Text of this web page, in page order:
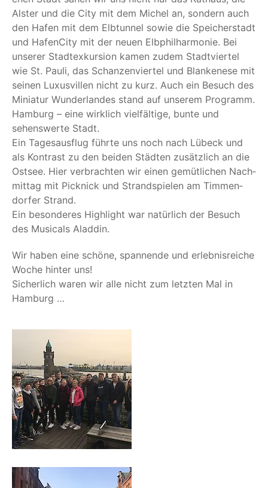
Als­ter und die City mit dem Michel an, son­dern auch
den Hafen mit dem Elb­tun­nel sowie die Spei­cher­stadt
und Hafen­Ci­ty mit der neu­en Elb­phil­har­mo­nie. Bei
unse­rer Stadt­ex­kur­si­on kamen zudem Stadt­vier­tel
wie St. Pau­li, das Schan­zen­vier­tel und Blan­ke­ne­se mit
sei­nen Luxus­vil­len nicht zu kurz. Auch ein Besuch des
Minia­tur Wun­der­lan­des stand auf unse­rem Programm.
Ham­burg – eine wirk­lich viel­fäl­ti­ge, bun­te und
sehens­wer­te Stadt.
Ein Tages­aus­flug führ­te uns noch nach Lübeck und
als Kon­trast zu den bei­den Städ­ten zusätz­lich an die
Ost­see. Hier ver­brach­ten wir einen gemüt­li­chen Nach­
mit­tag mit Pick­nick und Strand­spie­len am Tim­men­
dor­fer Strand.
Ein beson­de­res High­light war natür­lich der Besuch
des Musi­cals Aladdin.
Wir haben eine schö­ne, span­nen­de und erleb­nis­rei­che
Woche hin­ter uns!
Sicher­lich waren wir alle nicht zum letz­ten Mal in
Hamburg …